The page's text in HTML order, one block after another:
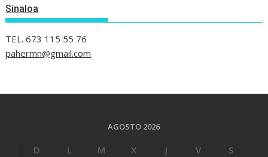
Sinaloa
TEL. 673 115 55 76
pahermn@gmail.com
AGOSTO 2026
D L M X J V
S